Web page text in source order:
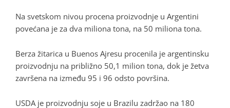
Na svetskom nivou procena proizvodnje u Argentini
povećana je za dva miliona tona, na 50 miliona tona.
Berza žitarica u Buenos Ajresu procenila je argentinsku
proizvodnju na približno 50,1 milion tona, dok je žetva
završena na između 95 i 96 odsto površina.
USDA je proizvodnju soje u Brazilu zadržao na 180